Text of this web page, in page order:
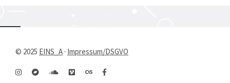
© 2025 EINS_A · Impressum/DSGVO